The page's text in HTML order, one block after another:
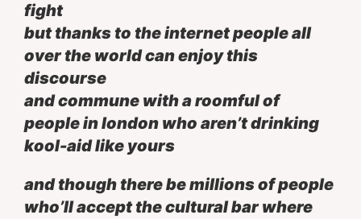
fight
but thanks to the internet people all
over the world can enjoy this
discourse
and commune with a roomful of
people in london who aren’t drinking
kool-aid like yours
and though there be millions of people
who’ll accept the cultural bar where